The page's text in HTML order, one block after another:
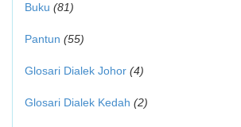
Buku (81)
Pantun (55)
Glosari Dialek Johor (4)
Glosari Dialek Kedah (2)